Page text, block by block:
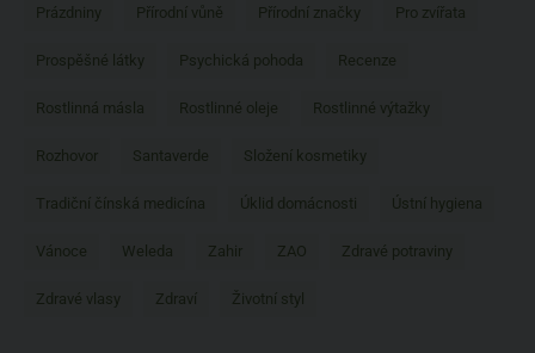
Prázdniny Přírodní vůně Přírodní značky Pro zvířata
Prospěšné látky Psychická pohoda Recenze
Rostlinná másla Rostlinné oleje Rostlinné výtažky
Rozhovor Santaverde Složení kosmetiky
Tradiční čínská medicína Úklid domácnosti Ústní hygiena
Vánoce Weleda Zahir ZAO Zdravé potraviny
Zdravé vlasy Zdraví Životní styl